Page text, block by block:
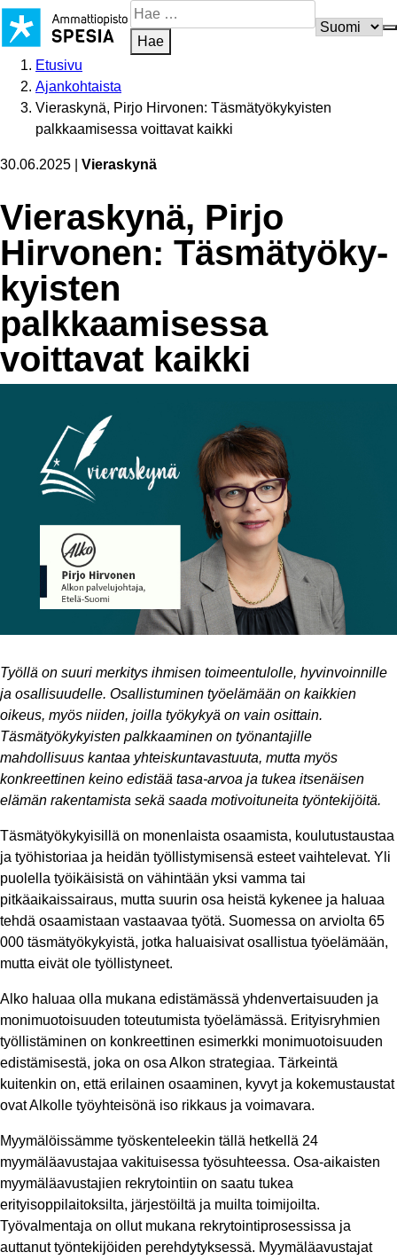
Siirry
sisältöön
Hae
sivustosta
Hae
Etusivu
Ajankohtaista
Vieraskynä, Pirjo Hirvonen: Täsmätyökykyisten
palkkaamisessa voittavat kaikki
30.06.2025 Vieraskynä
Vieraskynä, Pirjo
Hirvonen: Täsmä­työ­ky­
kyisten
palkkaamisessa
voittavat kaikki
Työllä on suuri merkitys ihmisen toimeentulolle, hyvinvoinnille
ja osallisuudelle. Osallistuminen työelämään on kaikkien
oikeus, myös niiden, joilla työkykyä on vain osittain.
Täsmätyökykyisten palkkaaminen on työnantajille
mahdollisuus kantaa yhteiskuntavastuuta, mutta myös
konkreettinen keino edistää tasa-arvoa ja tukea itsenäisen
elämän rakentamista sekä saada motivoituneita työntekijöitä.
Täsmätyökykyisillä on monenlaista osaamista, koulutustaustaa
ja työhistoriaa ja heidän työllistymisensä esteet vaihtelevat. Yli
puolella työikäisistä on vähintään yksi vamma tai
pitkäaikaissairaus, mutta suurin osa heistä kykenee ja haluaa
tehdä osaamistaan vastaavaa työtä. Suomessa on arviolta 65
000 täsmätyökykyistä, jotka haluaisivat osallistua työelämään,
mutta eivät ole työllistyneet.
Alko haluaa olla mukana edistämässä yhdenvertaisuuden ja
monimuotoisuuden toteutumista työelämässä. Erityisryhmien
työllistäminen on konkreettinen esimerkki monimuotoisuuden
edistämisestä, joka on osa Alkon strategiaa. Tärkeintä
kuitenkin on, että erilainen osaaminen, kyvyt ja kokemustaustat
ovat Alkolle työyhteisönä iso rikkaus ja voimavara.
Myymälöissämme työskenteleekin tällä hetkellä 24
myymäläavustajaa vakituisessa työsuhteessa. Osa-aikaisten
myymäläavustajien rekrytointiin on saatu tukea
erityisoppilaitoksilta, järjestöiltä ja muilta toimijoilta.
Työvalmentaja on ollut mukana rekrytointiprosessissa ja
auttanut työntekijöiden perehdytyksessä. Myymäläavustajat